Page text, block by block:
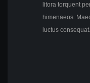
litora torquent
himenaeos.
luctus consequat.